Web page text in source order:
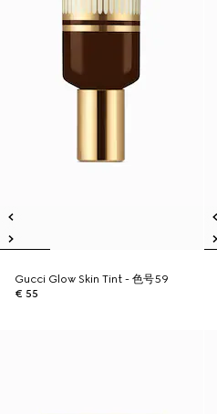
Gucci Glow Skin Tint - 色号59
€ 55